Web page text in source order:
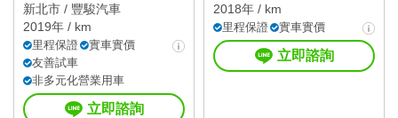
新北市 / 豐駿汽車
2019年 / km
里程保證
實車實價
友善試車
非多元化營業用車
立即諮詢
2018年 / km
里程保證 實車實價
立即諮詢